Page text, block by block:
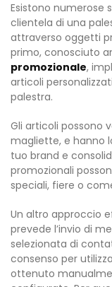
Esistono numerose
clientela di una
attraverso oggetti
primo, conosciuto
promozionale,
articoli
palestra.
Gli articoli possono
magliette, e hanno
tuo brand e
promozionali
speciali, fiere o
Un altro approccio
prevede l’invio di
selezionata di
consenso per
ottenuto